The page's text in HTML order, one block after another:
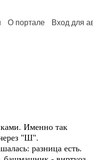
О портале Вход для
Именно так
"Ш".
разница есть.